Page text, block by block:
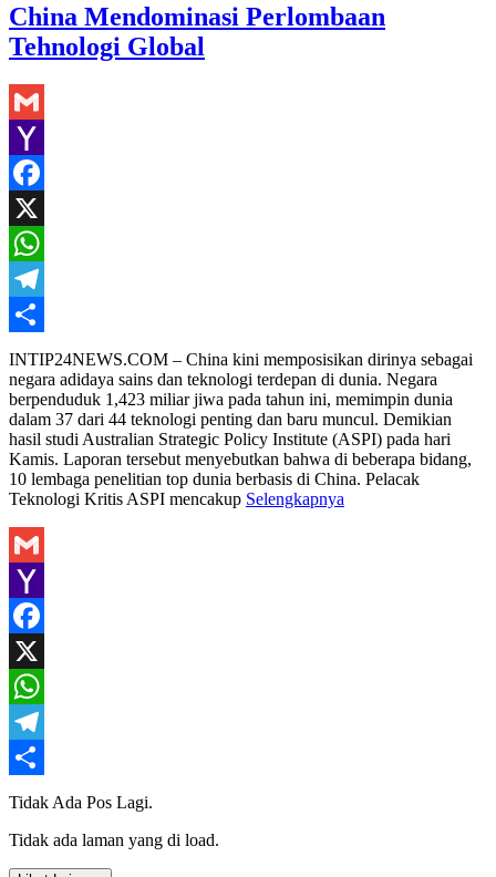
China Mendominasi Perlombaan
Tehnologi Global
Gmail
Yahoo
Mail
Facebook
X
WhatsApp
Telegram
Share
INTIP24NEWS.COM – China kini memposisikan dirinya sebagai
negara adidaya sains dan teknologi terdepan di dunia. Negara
berpenduduk 1,423 miliar jiwa pada tahun ini, memimpin dunia
dalam 37 dari 44 teknologi penting dan baru muncul. Demikian
hasil studi Australian Strategic Policy Institute (ASPI) pada hari
Kamis. Laporan tersebut menyebutkan bahwa di beberapa bidang,
10 lembaga penelitian top dunia berbasis di China. Pelacak
Teknologi Kritis ASPI mencakup Selengkapnya
Gmail
Yahoo
Mail
Facebook
X
WhatsApp
Telegram
Share
Tidak Ada Pos Lagi.
Tidak ada laman yang di load.